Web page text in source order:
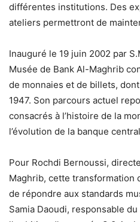
différentes institutions. Des
ateliers permettront de
Inauguré le 19 juin 2002 par
Musée de Bank Al-Maghrib
de monnaies et de billets,
1947. Son parcours actuel
consacrés à l’histoire de la
l’évolution de la banque
Pour Rochdi Bernoussi,
Maghrib, cette transformation
de répondre aux standards
Samia Daoudi, responsable